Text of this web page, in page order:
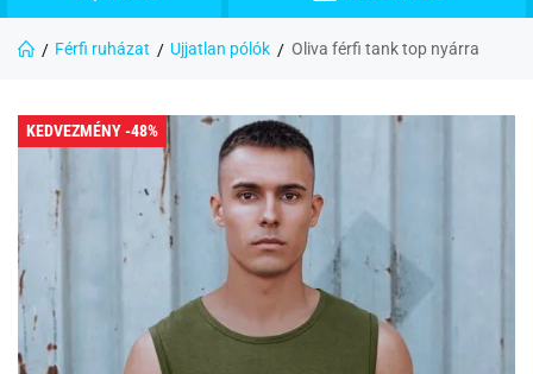
Férfi ruházat Ujjatlan pólók Oliva férfi tank top nyárra
KEDVEZMÉNY -48%